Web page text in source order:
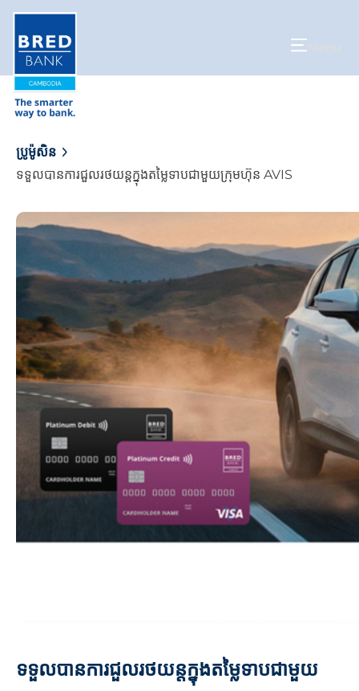
ប្រូម៉ូសិន
ទទួលបានការជួលរថយន្តក្នុងតម្លៃទាបជាមួយក្រុមហ៊ុន AVIS
ទទួលបានការជួលរថយន្តក្នុងតម្លៃទាបជាមួយ